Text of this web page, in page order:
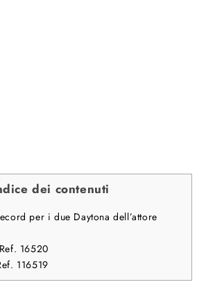
dei contenuti
per i due Daytona dell’attore
16520
116519